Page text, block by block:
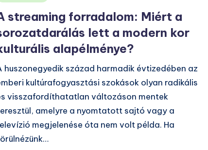
streaming forradalom: Miért a
lett a modern kor
alapélménye?
huszonegyedik század harmadik évtizedében az
kultúrafogyasztási szokások olyan radikális
visszafordíthatatlan változáson mentek
amelyre a nyomtatott sajtó vagy a
megjelenése óta nem volt példa. Ha